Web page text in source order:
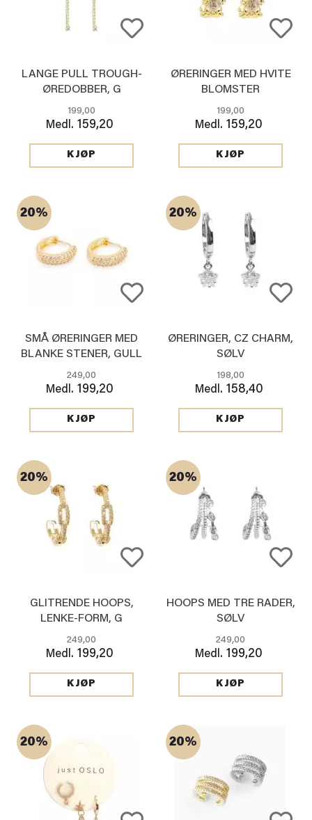
LANGE PULL TROUGH-
ØREDOBBER, G
199,00
Medl. 159,20
KJØP
ØRERINGER MED HVITE
BLOMSTER
199,00
Medl. 159,20
KJØP
20%
SMÅ ØRERINGER MED
BLANKE STENER, GULL
249,00
Medl. 199,20
KJØP
20%
ØRERINGER, CZ CHARM,
SØLV
198,00
Medl. 158,40
KJØP
20%
GLITRENDE HOOPS,
LENKE-FORM, G
249,00
Medl. 199,20
KJØP
20%
HOOPS MED TRE RADER,
SØLV
249,00
Medl. 199,20
KJØP
20% 20%